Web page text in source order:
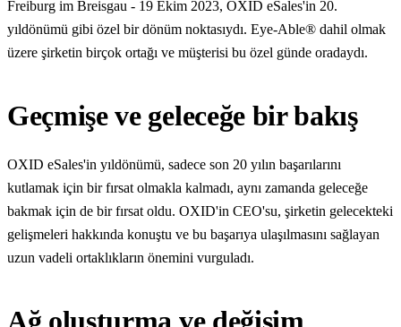
Freiburg im Breisgau - 19 Ekim 2023, OXID eSales'in 20.
yıldönümü gibi özel bir dönüm noktasıydı. Eye-Able® dahil olmak
üzere şirketin birçok ortağı ve müşterisi bu özel günde oradaydı.
Geçmişe ve geleceğe bir bakış
OXID eSales'in yıldönümü, sadece son 20 yılın başarılarını
kutlamak için bir fırsat olmakla kalmadı, aynı zamanda geleceğe
bakmak için de bir fırsat oldu. OXID'in CEO'su, şirketin gelecekteki
gelişmeleri hakkında konuştu ve bu başarıya ulaşılmasını sağlayan
uzun vadeli ortaklıkların önemini vurguladı.